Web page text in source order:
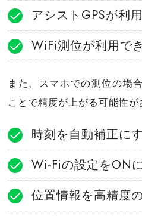
アシストGPSが利
WiFi測位が利用で
また、スマホでの測位の場
ことで精度が上がる可能性が
時刻を自動補正に
Wi-Fiの設定をON
位置情報を高精度